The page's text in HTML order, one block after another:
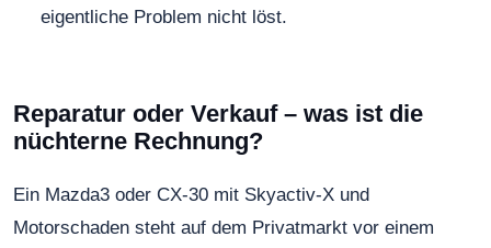
eigentliche Problem nicht löst.
Reparatur oder Verkauf – was ist die
nüchterne Rechnung?
Ein Mazda3 oder CX-30 mit Skyactiv-X und
Motorschaden steht auf dem Privatmarkt vor einem